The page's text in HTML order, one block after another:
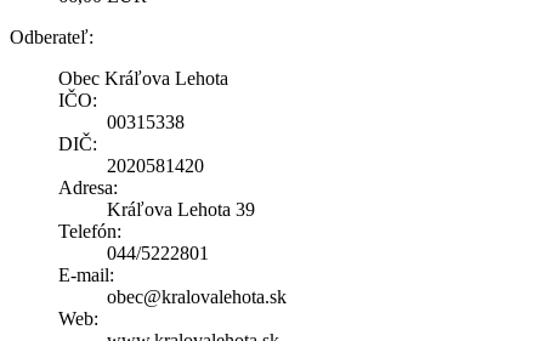
Odberateľ:
Obec Kráľova Lehota
IČO:
00315338
DIČ:
2020581420
Adresa:
Kráľova Lehota 39
Telefón:
044/5222801
E-mail:
obec@kralovalehota.sk
Web: